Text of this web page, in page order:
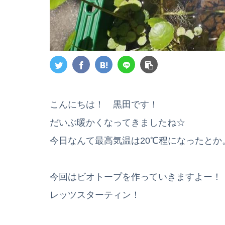
こんにちは！ 黒田です！
だいぶ暖かくなってきましたね☆
今日なんて最高気温は20℃程になったとか
今回はビオトープを作っていきますよー！
レッツスターティン！